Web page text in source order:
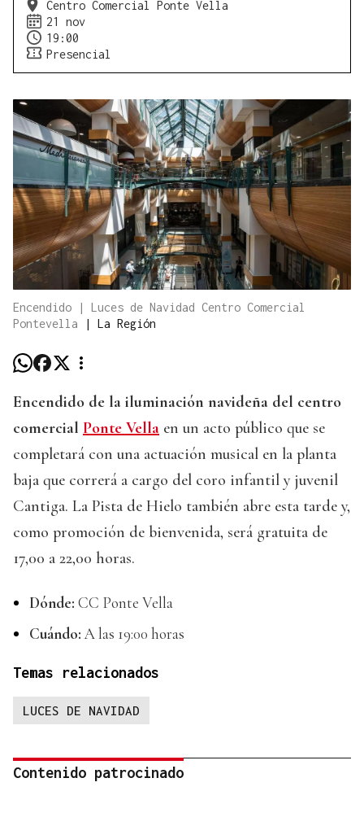
Centro Comercial Ponte Vella
21 nov
19:00
Presencial
Encendido | Luces de Navidad Centro Comercial
Pontevella
| La Región
Encendido de la iluminación navideña del centro
comercial Ponte Vella en un acto público que se
completará con una actuación musical en la planta
baja que correrá a cargo del coro infantil y juvenil
Cantiga. La Pista de Hielo también abre esta tarde y,
como promoción de bienvenida, será gratuita de
17,00 a 22,00 horas.
Dónde: CC Ponte Vella
Cuándo:A las 19:00 horas
Temas relacionados
LUCES DE NAVIDAD
Contenido patrocinado